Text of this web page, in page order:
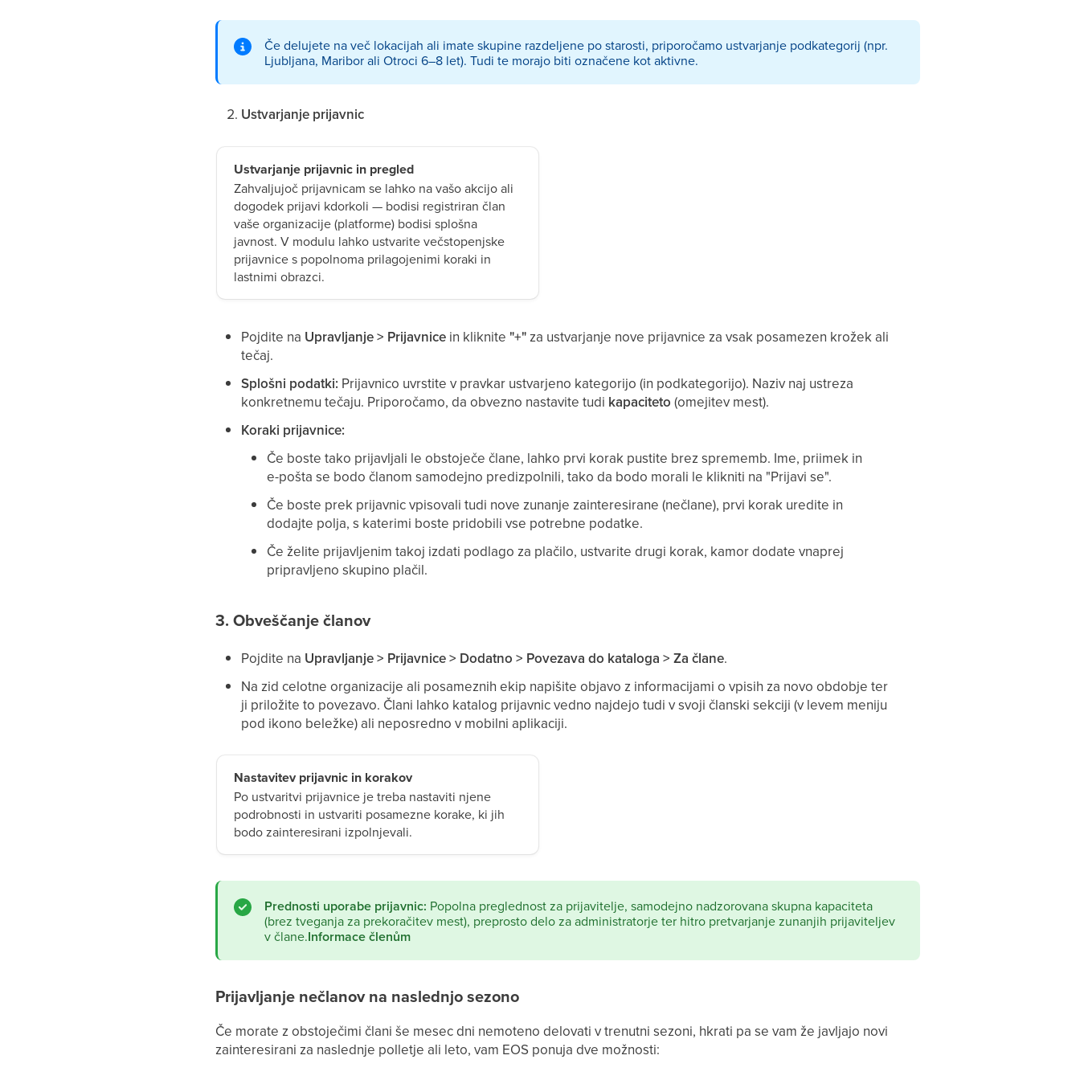
Če delujete na več lokacijah ali imate skupine razdeljene po starosti, priporočamo ustvarjanje podkategorij (npr.
Ljubljana, Maribor ali Otroci 6–8 let). Tudi te morajo biti označene kot aktivne.
Ustvarjanje prijavnic
Ustvarjanje prijavnic in pregled
Zahvaljujoč prijavnicam se lahko na vašo akcijo ali
dogodek prijavi kdorkoli — bodisi registriran član
vaše organizacije (platforme) bodisi splošna
javnost. V modulu lahko ustvarite večstopenjske
prijavnice s popolnoma prilagojenimi koraki in
lastnimi obrazci.
Pojdite na Upravljanje > Prijavnice in kliknite"+"za ustvarjanje nove prijavnice za vsak posamezen krožek ali
tečaj.
Splošni podatki: Prijavnico uvrstite v pravkar ustvarjeno kategorijo (in podkategorijo). Naziv naj ustreza
konkretnemu tečaju. Priporočamo, da obvezno nastavite tudi kapaciteto (omejitev mest).
Koraki prijavnice:
Če boste tako prijavljali le obstoječe člane, lahko prvi korak pustite brez sprememb. Ime, priimek in
e-pošta se bodo članom samodejno predizpolnili, tako da bodo morali le klikniti na "Prijavi se".
Če boste prek prijavnic vpisovali tudi nove zunanje zainteresirane (nečlane), prvi korak uredite in
dodajte polja, s katerimi boste pridobili vse potrebne podatke.
Če želite prijavljenim takoj izdati podlago za plačilo, ustvarite drugi korak, kamor dodate vnaprej
pripravljeno skupino plačil.
3. Obveščanje članov
Pojdite na Upravljanje > Prijavnice > Dodatno > Povezava do kataloga > Za člane.
Na zid celotne organizacije ali posameznih ekip napišite objavo z informacijami o vpisih za novo obdobje ter
ji priložite to povezavo. Člani lahko katalog prijavnic vedno najdejo tudi v svoji članski sekciji (v levem meniju
pod ikono beležke) ali neposredno v mobilni aplikaciji.
Nastavitev prijavnic in korakov
Po ustvaritvi prijavnice je treba nastaviti njene
podrobnosti in ustvariti posamezne korake, ki jih
bodo zainteresirani izpolnjevali.
Prednosti uporabe prijavnic: Popolna preglednost za prijavitelje, samodejno nadzorovana skupna kapaciteta
(brez tveganja za prekoračitev mest), preprosto delo za administratorje ter hitro pretvarjanje zunanjih prijaviteljev
v člane.Informace členům
Prijavljanje nečlanov na naslednjo sezono
Če morate z obstoječimi člani še mesec dni nemoteno delovati v trenutni sezoni, hkrati pa se vam že javljajo novi
zainteresirani za naslednje polletje ali leto, vam EOS ponuja dve možnosti: